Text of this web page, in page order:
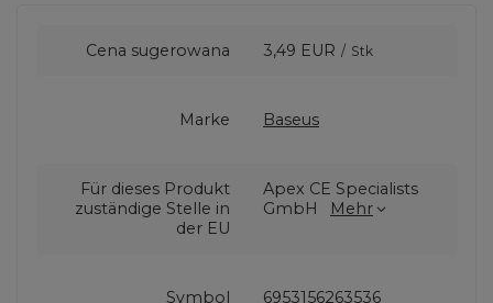
Cena sugerowana 3,49 EUR / Stk
Marke Baseus
Für dieses Produkt
zuständige Stelle in
der EU
Apex CE Specialists
GmbH
Mehr
Symbol 6953156263536